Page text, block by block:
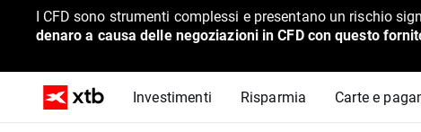
I CFD sono strumenti complessi e presentano un rischio
denaro a causa delle negoziazioni in CFD con questo
Investimenti Risparmia Carte e